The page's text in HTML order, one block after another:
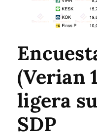
(Verian
ligera
SDP